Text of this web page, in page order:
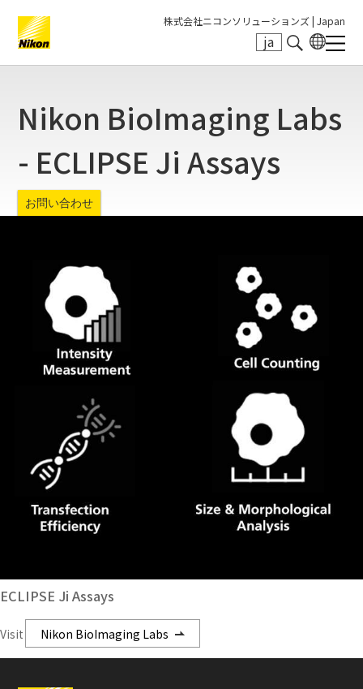
株式会社ニコンソリューションズ | Japan
ja
Nikon BioImaging Labs
- ECLIPSE Ji Assays
お問い合わせ
ECLIPSE Ji Assays
Visit Nikon BioImaging Labs